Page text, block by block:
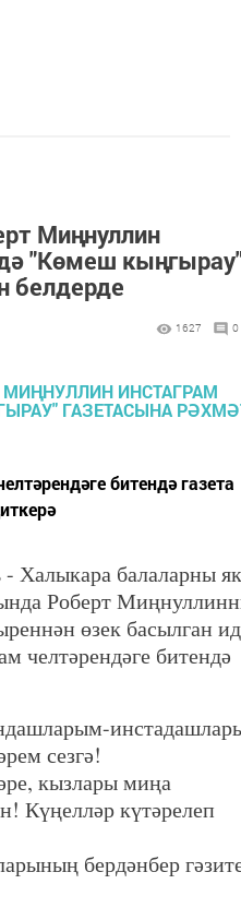
Миңнуллин
"Көмеш
белдерде
1627 0
битендә газета
Халыкара балаларны
Роберт
өзек басылган
челтәрендәге битендә
сезгә!
кызлары миңа
Күңелләр күтәрелеп
бердәнбер